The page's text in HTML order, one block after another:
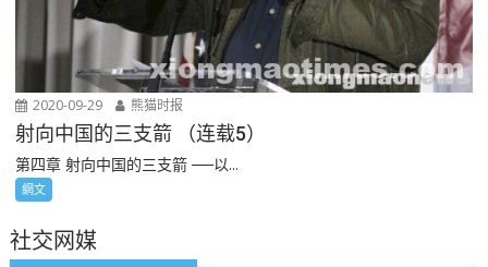
2020-09-29 熊猫时报
射向中国的三支箭 （连载5）
第四章 射向中国的三支箭 ──以...
網文
社交网媒